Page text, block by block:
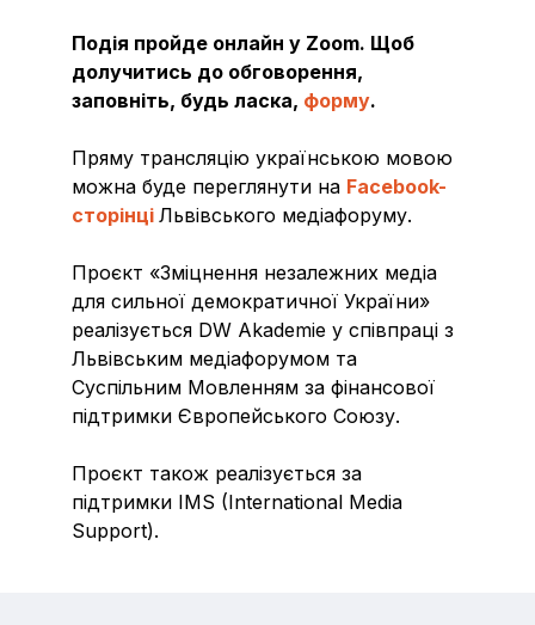
Подія пройде онлайн у Zoom. Щоб
долучитись до обговорення,
заповніть, будь ласка, форму.
Пряму трансляцію українською мовою
можна буде переглянути на Facebook-
сторінці Львівського медіафоруму.
Проєкт «Зміцнення незалежних медіа
для сильної демократичної України»
реалізується DW Akademie у співпраці з
Львівським медіафорумом та
Суспільним Мовленням за фінансової
підтримки Європейського Союзу.
Проєкт також реалізується за
підтримки IMS (International Media
Support).